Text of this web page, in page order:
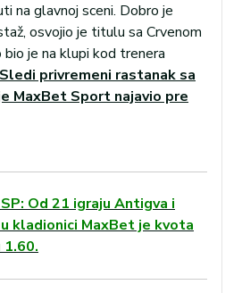
na glavnoj sceni. Dobro je
osvojio je titulu sa Crvenom
je na klupi kod trenera
Sledi privremeni rastanak sa
MaxBet Sport najavio pre
SP: Od 21 igraju Antigva i
u kladionici MaxBet je kvota